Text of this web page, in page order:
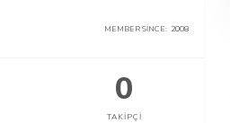
MEMBER SINCE: 2008
0
TAKIPÇI